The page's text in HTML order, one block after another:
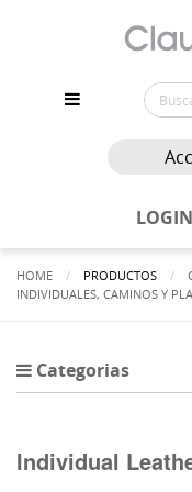
HOME PRODUCTOS
INDIVIDUALES, CAMINOS Y
Categorias
Individual